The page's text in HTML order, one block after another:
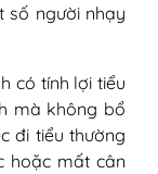
số người nhạy
có tính lợi tiểu
mà không bổ
đi tiểu thường
hoặc mất cân